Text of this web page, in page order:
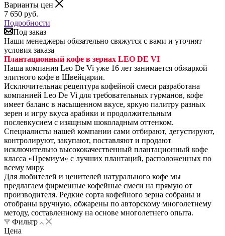
Варианты цен
7 650 руб.
Подробности
Под заказ
Наши менеджеры обязательно свяжутся с вами и уточнят
условия заказа
Плантационный кофе в зернах LEO DE VI
Наша компания Leo De Vi уже 16 лет занимается обжаркой
элитного кофе в Швейцарии.
Исключительная рецептура кофейной смеси разработана
компанией Leo De Vi для требовательных гурманов, кофе
имеет баланс в насыщенном вкусе, яркую палитру разных
зерен и игру вкуса арабики и продолжительным
послевкусием с изящным шоколадным оттенком.
Специалисты нашей компании сами отбирают, дегустируют,
контролируют, закупают, поставляют и продают
исключительно высококачественный плантационный кофе
класса «Премиум» с лучших плантаций, расположенных по
всему миру.
Для любителей и ценителей натурального кофе мы
предлагаем фирменные кофейные смеси на прямую от
производителя. Редкие сорта кофейного зерна собраны и
отобраны вручную, обжарены по авторскому многолетнему
методу, составленному на основе многолетнего опыта.
Фильтр
Цена